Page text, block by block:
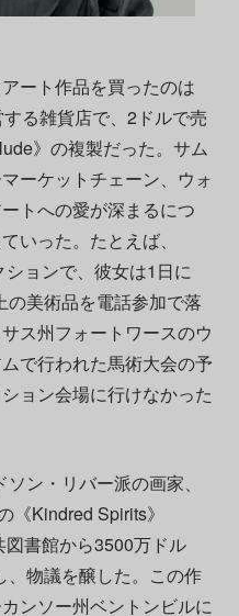
ート作品を買ったのは
る雑貨店で、2ドルで売
》の複製だった。サム
ーケットチェーン、ウォ
トへの愛が深まるにつ
いった。たとえば、
ョンで、彼女は1日に
美術品を電話参加で落
ス州フォートワースのウ
で行われた馬術大会の予
ョン会場に行けなかった
ン・リバー派の画家、
《Kindred Spirits》
図書館から3500万ドル
、物議を醸した。この作
ンソー州ベントンビルに